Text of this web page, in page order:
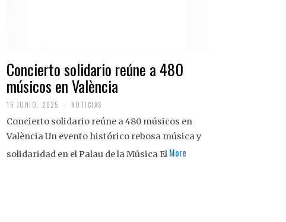
Concierto solidario reúne a 480
músicos en València
15 JUNIO, 2025 NOTICIAS
Concierto solidario reúne a 480 músicos en
València Un evento histórico rebosa música y
solidaridad en el Palau de la Música El More